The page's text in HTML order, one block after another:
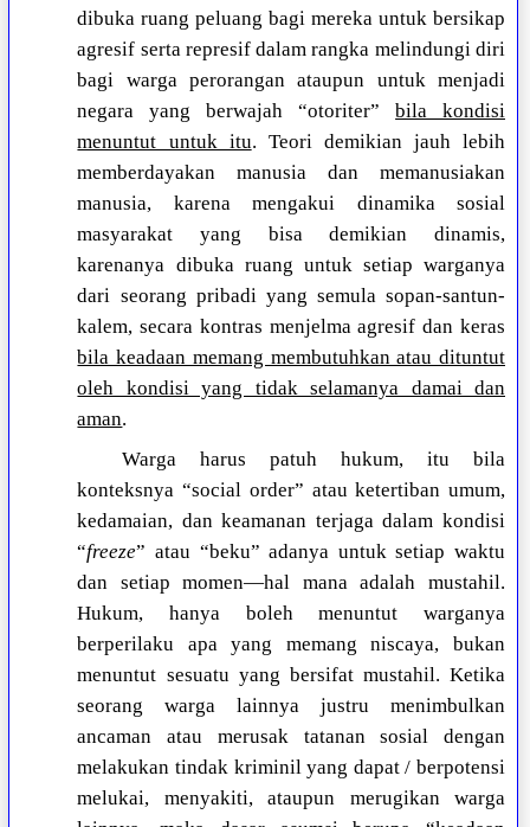
dibuka ruang peluang bagi mereka untuk bersikap
agresif serta represif dalam rangka melindungi diri
bagi warga perorangan ataupun untuk menjadi
negara yang berwajah “otoriter”bila kondisi
menuntut untuk itu. Teori demikian jauh lebih
memberdayakan manusia dan memanusiakan
manusia, karena mengakui dinamika sosial
masyarakat yang bisa demikian dinamis,
karenanya dibuka ruang untuk setiap warganya
dari seorang pribadi yang semula sopan-santun-
kalem, secara kontras menjelma agresif dan keras
bila keadaan memang membutuhkan atau dituntut
oleh kondisi yang tidak selamanya damai dan
aman.
Warga harus patuh hukum, itu bila
konteksnya “social order” atau ketertiban umum,
kedamaian, dan keamanan terjaga dalam kondisi
“freeze” atau “beku” adanya untuk setiap waktu
dan setiap momen—hal mana adalah mustahil.
Hukum, hanya boleh menuntut warganya
berperilaku apa yang memang niscaya, bukan
menuntut sesuatu yang bersifat mustahil. Ketika
seorang warga lainnya justru menimbulkan
ancaman atau merusak tatanan sosial dengan
melakukan tindak kriminil yang dapat / berpotensi
melukai, menyakiti, ataupun merugikan warga